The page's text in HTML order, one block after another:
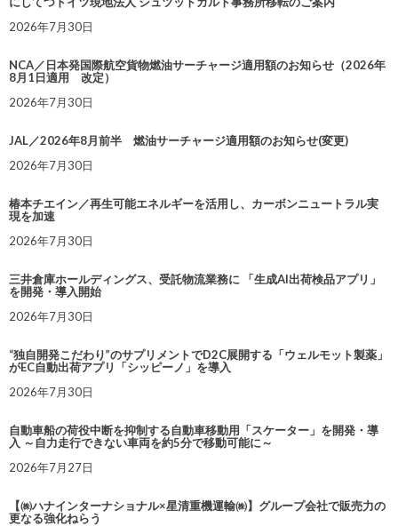
2026年7月30日
NCA／日本発国際航空貨物燃油サーチャージ適用額のお知らせ（2026年
8月1日適用 改定）
2026年7月30日
JAL／2026年8月前半 燃油サーチャージ適用額のお知らせ(変更)
2026年7月30日
椿本チエイン／再生可能エネルギーを活用し、カーボンニュートラル実
現を加速
2026年7月30日
三井倉庫ホールディングス、受託物流業務に 「生成AI出荷検品アプリ」
を開発・導入開始
2026年7月30日
“独自開発こだわり”のサプリメントでD2C展開する「ウェルモット製薬」
がEC自動出荷アプリ「シッピーノ」を導入
2026年7月30日
自動車船の荷役中断を抑制する自動車移動用「スケーター」を開発・導
入 ～自力走行できない車両を約5分で移動可能に～
2026年7月27日
【㈱ハナインターナショナル×星清重機運輸㈱】グループ会社で販売力の
更なる強化ねらう